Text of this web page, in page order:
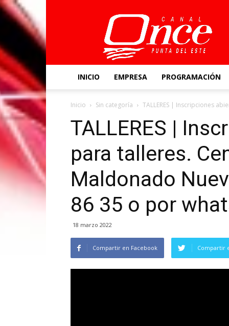
Canal
Once
INICIO EMPRESA PROGRAMACIÓN
Inicio Sin categoría TALLERES | Inscripciones
TALLERES |
para talleres.
Maldonado
86 35 o por
18 marzo 2022
Compartir en Facebook Compartir